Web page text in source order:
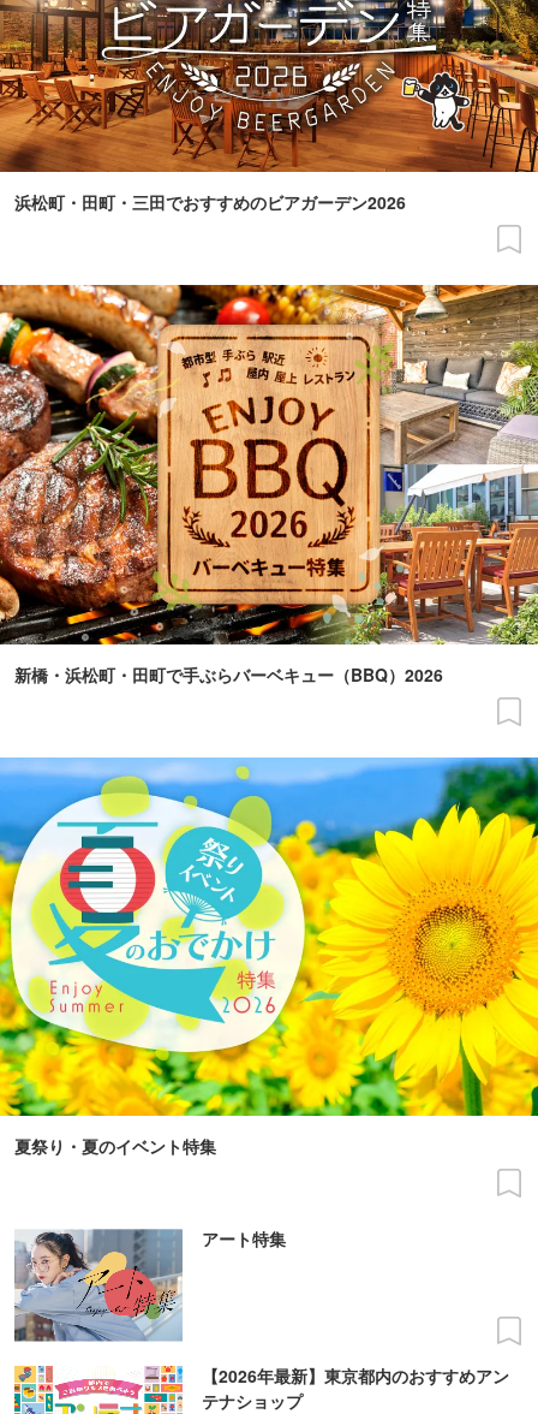
浜松町・田町・三田でおすすめのビアガーデン2026
新橋・浜松町・田町で手ぶらバーベキュー（BBQ）2026
夏祭り・夏のイベント特集
アート特集
【2026年最新】東京都内のおすすめアン
テナショップ